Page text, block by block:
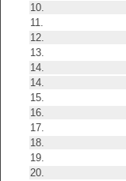
10.
11.
12.
13.
14.
14.
15.
16.
17.
18.
19.
20.